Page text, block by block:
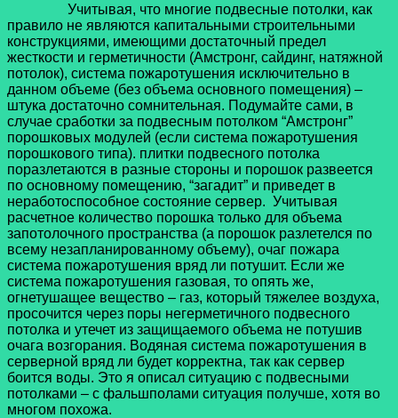
Учитывая, что многие подвесные потолки, как
правило не являются капитальными строительными
конструкциями, имеющими достаточный предел
жесткости и герметичности (Амстронг, сайдинг, натяжной
потолок), система пожаротушения исключительно в
данном объеме (без объема основного помещения) –
штука достаточно сомнительная. Подумайте сами, в
случае сработки за подвесным потолком “Амстронг”
порошковых модулей (если система пожаротушения
порошкового типа). плитки подвесного потолка
поразлетаются в разные стороны и порошок развеется
по основному помещению, “загадит” и приведет в
неработоспособное состояние сервер. Учитывая
расчетное количество порошка только для объема
запотолочного пространства (а порошок разлетелся по
всему незапланированному объему), очаг пожара
система пожаротушения вряд ли потушит. Если же
система пожаротушения газовая, то опять же,
огнетушащее вещество – газ, который тяжелее воздуха,
просочится через поры негерметичного подвесного
потолка и утечет из защищаемого объема не потушив
очага возгорания. Водяная система пожаротушения в
серверной вряд ли будет корректна, так как сервер
боится воды. Это я описал ситуацию с подвесными
потолками – с фальшполами ситуация получше, хотя во
многом похожа.